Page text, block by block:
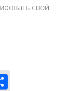
свой